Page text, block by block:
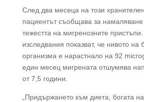
След два месеца на този
пациентът съобщава за намаляване
тежестта на мигренозните
изследвания показват, че нивото на
организма е нарастнало на 92
един месец мигрената отшумява
от 7,5 години.
„Придържането към диета, богата